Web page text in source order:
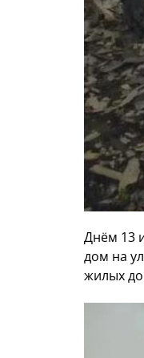
Днём 13
дом на
жилых